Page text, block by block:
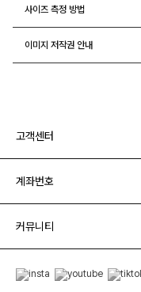
사이즈 측정 방법
이미지 저작권 안내
고객센터
계좌번호
커뮤니티